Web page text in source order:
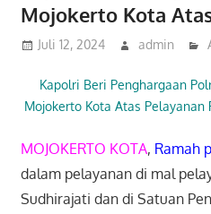
Mojokerto Kota
Juli 12, 2024 admin
Kapolri Beri Penghargaan
Mojokerto Kota Atas Pelayanan
MOJOKERTO KOTA, Ramah
dalam pelayanan di mal
Sudhirajati dan di Satuan